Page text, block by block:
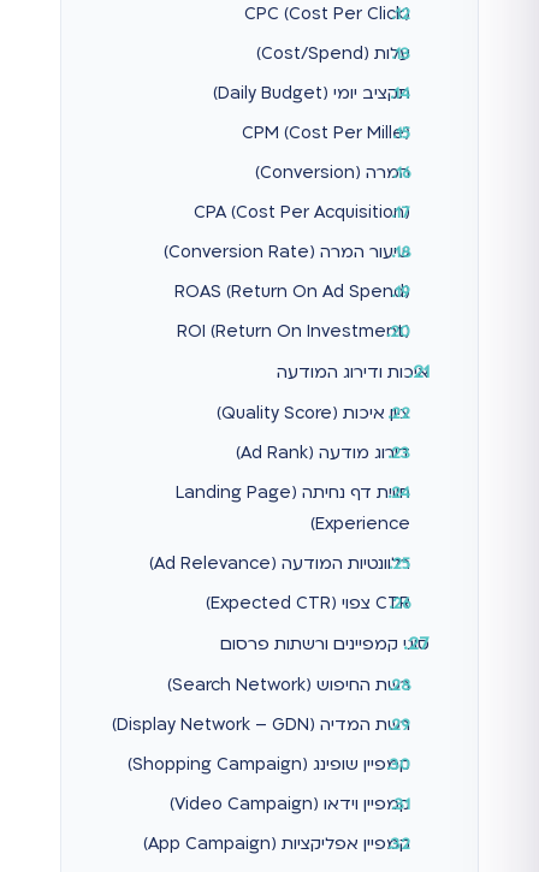
CPC (Cost Per Click)
עלות (Cost/Spend)
תקציב יומי (Daily Budget)
CPM (Cost Per Mille)
המרה (Conversion)
CPA (Cost Per Acquisition)
שיעור המרה (Conversion Rate)
ROAS (Return On Ad Spend)
ROI (Return On Investment)
איכות ודירוג המודעה
ציון איכות (Quality Score)
דירוג מודעה (Ad Rank)
חווית דף נחיתה (Landing Page
Experience)
רלוונטיות המודעה (Ad Relevance)
CTR צפוי (Expected CTR)
סוגי קמפיינים ורשתות פרסום
רשת החיפוש (Search Network)
רשת המדיה (Display Network – GDN)
קמפיין שופינג (Shopping Campaign)
קמפיין וידאו (Video Campaign)
קמפיין אפליקציות (App Campaign)